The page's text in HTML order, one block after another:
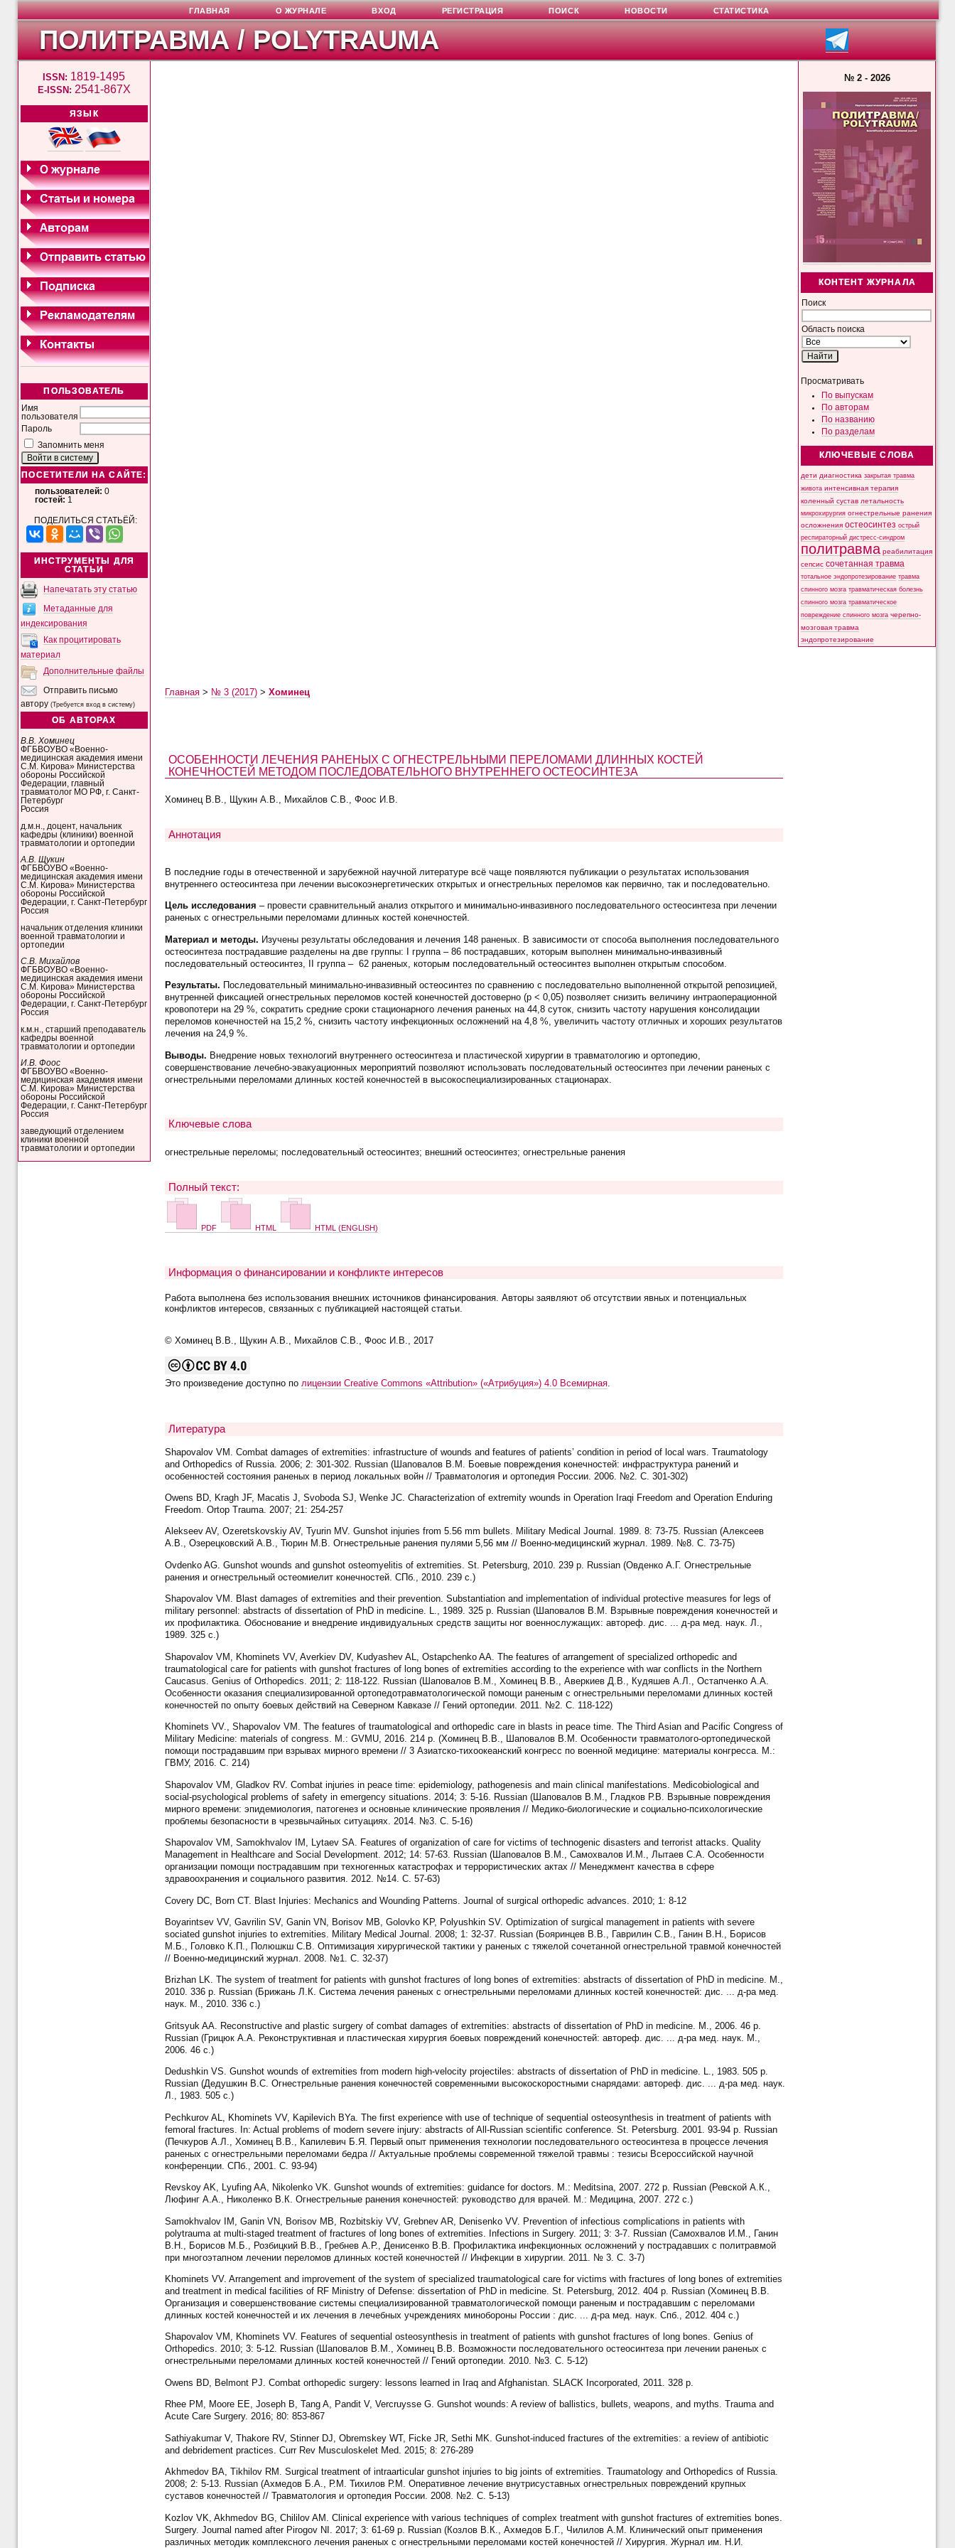
ПОЛИТРАВМА / POLYTRAUMA
ISSN: 1819-1495
E-ISSN: 2541-867X
ЯЗЫК
ПОЛЬЗОВАТЕЛЬ
Имя
пользователя
Пароль
Запомнить меня
ПОСЕТИТЕЛИ НА САЙТЕ:
пользователей: 0
гостей: 1
ПОДЕЛИТЬСЯ СТАТЬЁЙ:
ИНСТРУМЕНТЫ ДЛЯ
СТАТЬИ
Напечатать эту статью
Метаданные для
индексирования
Как процитировать
материал
Дополнительные файлы
Отправить письмо
автору(Требуется вход в систему)
ОБ АВТОРАХ
В.В. Хоминец
ФГБВОУВО «Военно-
медицинская академия имени
С.М. Кирова» Министерства
обороны Российской
Федерации, главный
травматолог МО РФ, г. Санкт-
Петербург
Россия
д.м.н., доцент, начальник
кафедры (клиники) военной
травматологии и ортопедии
А.В. Щукин
ФГБВОУВО «Военно-
медицинская академия имени
С.М. Кирова» Министерства
обороны Российской
Федерации, г. Санкт-Петербург
Россия
начальник отделения клиники
военной травматологии и
ортопедии
С.В. Михайлов
ФГБВОУВО «Военно-
медицинская академия имени
С.М. Кирова» Министерства
обороны Российской
Федерации, г. Санкт-Петербург
Россия
к.м.н., старший преподаватель
кафедры военной
травматологии и ортопедии
И.В. Фоос
ФГБВОУВО «Военно-
медицинская академия имени
С.М. Кирова» Министерства
обороны Российской
Федерации, г. Санкт-Петербург
Россия
заведующий отделением
клиники военной
травматологии и ортопедии
№ 2 - 2026
КОНТЕНТ ЖУРНАЛА
Поиск
Область поиска
Просматривать
По выпускам
По авторам
По названию
По разделам
КЛЮЧЕВЫЕ СЛОВА
дети диагностика закрытая травма
живота интенсивная терапия
коленный сустав летальность
микрохирургия огнестрельные ранения
осложнения остеосинтез острый
респираторный дистресс-синдром
политравма реабилитация
сепсис сочетанная травма
тотальное эндопротезирование травма
спинного мозга травматическая болезнь
спинного мозга травматическое
повреждение спинного мозга черепно-
мозговая травма
эндопротезирование
ГЛАВНАЯ О ЖУРНАЛЕ ВХОД РЕГИСТРАЦИЯ ПОИСК НОВОСТИ СТАТИСТИКА
Главная> № 3 (2017)> Хоминец
ОСОБЕННОСТИ ЛЕЧЕНИЯ РАНЕНЫХ С ОГНЕСТРЕЛЬНЫМИ ПЕРЕЛОМАМИ ДЛИННЫХ КОСТЕЙ
КОНЕЧНОСТЕЙ МЕТОДОМ ПОСЛЕДОВАТЕЛЬНОГО ВНУТРЕННЕГО ОСТЕОСИНТЕЗА
Хоминец В.В., Щукин А.В., Михайлов С.В., Фоос И.В.
Аннотация
В последние годы в отечественной и зарубежной научной литературе всё чаще появляются публикации о результатах использования
внутреннего остеосинтеза при лечении высокоэнергетических открытых и огнестрельных переломов как первично, так и последовательно.
Цель исследования – провести сравнительный анализ открытого и минимально-инвазивного последовательного остеосинтеза при лечении
раненых с огнестрельными переломами длинных костей конечностей.
Материал и методы. Изучены результаты обследования и лечения 148 раненых. В зависимости от способа выполнения последовательного
остеосинтеза пострадавшие разделены на две группы: I группа – 86 пострадавших, которым выполнен минимально-инвазивный
последовательный остеосинтез, II группа – 62 раненых, которым последовательный остеосинтез выполнен открытым способом.
Результаты. Последовательный минимально-инвазивный остеосинтез по сравнению с последовательно выполненной открытой репозицией,
внутренней фиксацией огнестрельных переломов костей конечностей достоверно (p < 0,05) позволяет снизить величину интраоперационной
кровопотери на 29 %, сократить средние сроки стационарного лечения раненых на 44,8 суток, снизить частоту нарушения консолидации
переломов конечностей на 15,2 %, снизить частоту инфекционных осложнений на 4,8 %, увеличить частоту отличных и хороших результатов
лечения на 24,9 %.
Выводы. Внедрение новых технологий внутреннего остеосинтеза и пластической хирургии в травматологию и ортопедию,
совершенствование лечебно-эвакуационных мероприятий позволяют использовать последовательный остеосинтез при лечении раненых с
огнестрельными переломами длинных костей конечностей в высокоспециализированных стационарах.
Ключевые слова
огнестрельные переломы; последовательный остеосинтез; внешний остеосинтез; огнестрельные ранения
Полный текст:
PDF HTML HTML (ENGLISH)
Информация о финансировании и конфликте интересов
Работа выполнена без использования внешних источников финансирования. Авторы заявляют об отсутствии явных и потенциальных
конфликтов интересов, связанных с публикацией настоящей статьи.
© Хоминец В.В., Щукин А.В., Михайлов С.В., Фоос И.В., 2017
Это произведение доступно по лицензии Creative Commons «Attribution» («Атрибуция») 4.0 Всемирная.
Литература
Shapovalov VM. Combat damages of extremities: infrastructure of wounds and features of patients’ condition in period of local wars. Traumatology
and Orthopedics of Russia. 2006; 2: 301-302. Russian (Шаповалов В.М. Боевые повреждения конечностей: инфраструктура ранений и
особенностей состояния раненых в период локальных войн // Травматология и ортопедия России. 2006. №2. С. 301-302)
Owens BD, Kragh JF, Macatis J, Svoboda SJ, Wenke JC. Characterization of extremity wounds in Operation Iraqi Freedom and Operation Enduring
Freedom. Ortop Trauma. 2007; 21: 254-257
Alekseev AV, Ozeretskovskiy AV, Tyurin MV. Gunshot injuries from 5.56 mm bullets. Military Medical Journal. 1989. 8: 73-75. Russian (Алексеев
A.B., Озерецковский A.B., Тюрин М.В. Огнестрельные ранения пулями 5,56 мм // Военно-медицинский журнал. 1989. №8. С. 73-75)
Ovdenko AG. Gunshot wounds and gunshot osteomyelitis of extremities. St. Petersburg, 2010. 239 p. Russian (Овденко А.Г. Огнестрельные
ранения и огнестрельный остеомиелит конечностей. СПб., 2010. 239 с.)
Shapovalov VM. Blast damages of extremities and their prevention. Substantiation and implementation of individual protective measures for legs of
military personnel: abstracts of dissertation of PhD in medicine. L., 1989. 325 p. Russian (Шаповалов В.М. Взрывные повреждения конечностей и
их профилактика. Обоснование и внедрение индивидуальных средств защиты ног военнослужащих: автореф. дис. ... д-ра мед. наук. Л.,
1989. 325 с.)
Shapovalov VM, Khominets VV, Averkiev DV, Kudyashev AL, Ostapchenko AA. The features of arrangement of specialized orthopedic and
traumatological care for patients with gunshot fractures of long bones of extremities according to the experience with war conflicts in the Northern
Caucasus. Genius of Orthopedics. 2011; 2: 118-122. Russian (Шаповалов В.М., Хоминец В.В., Аверкиев Д.В., Кудяшев А.Л., Остапченко А.А.
Особенности оказания специализированной ортопедотравматологической помощи раненым с огнестрельными переломами длинных костей
конечностей по опыту боевых действий на Северном Кавказе // Гений ортопедии. 2011. №2. С. 118-122)
Khominets VV., Shapovalov VM. The features of traumatological and orthopedic care in blasts in peace time. The Third Asian and Pacific Congress of
Military Medicine: materials of congress. M.: GVMU, 2016. 214 p. (Хоминец В.В., Шаповалов В.М. Особенности травматолого-ортопедической
помощи пострадавшим при взрывах мирного времени // 3 Азиатско-тихоокеанский конгресс по военной медицине: материалы конгресса. М.:
ГВМУ, 2016. С. 214)
Shapovalov VM, Gladkov RV. Combat injuries in peace time: epidemiology, pathogenesis and main clinical manifestations. Medicobiological and
social-psychological problems of safety in emergency situations. 2014; 3: 5-16. Russian (Шаповалов В.М., Гладков Р.В. Взрывные повреждения
мирного времени: эпидемиология, патогенез и основные клинические проявления // Медико-биологические и социально-психологические
проблемы безопасности в чрезвычайных ситуациях. 2014. №3. С. 5-16)
Shapovalov VM, Samokhvalov IM, Lytaev SA. Features of organization of care for victims of technogenic disasters and terrorist attacks. Quality
Management in Healthcare and Social Development. 2012; 14: 57-63. Russian (Шаповалов В.М., Самохвалов И.М., Лытаев С.А. Особенности
организации помощи пострадавшим при техногенных катастрофах и террористических актах // Менеджмент качества в сфере
здравоохранения и социального развития. 2012. №14. С. 57-63)
Covery DC, Born CT. Blast Injuries: Mechanics and Wounding Patterns. Journal of surgical orthopedic advances. 2010; 1: 8-12
Boyarintsev VV, Gavrilin SV, Ganin VN, Borisov MB, Golovko KP, Polyushkin SV. Optimization of surgical management in patients with severe
sociated gunshot injuries to extremities. Military Medical Journal. 2008; 1: 32-37. Russian (Бояринцев В.В., Гаврилин С.В., Ганин В.Н., Борисов
М.Б., Головко К.П., Полюшкш С.В. Оптимизация хирургической тактики у раненых с тяжелой сочетанной огнестрельной травмой конечностей
// Военно-медицинский журнал. 2008. №1. С. 32-37)
Brizhan LK. The system of treatment for patients with gunshot fractures of long bones of extremities: abstracts of dissertation of PhD in medicine. M.,
2010. 336 p. Russian (Брижань Л.К. Система лечения раненых с огнестрельными переломами длинных костей конечностей: дис. ... д-ра мед.
наук. М., 2010. 336 с.)
Gritsyuk AA. Reconstructive and plastic surgery of combat damages of extremities: abstracts of dissertation of PhD in medicine. M., 2006. 46 p.
Russian (Грицюк А.А. Реконструктивная и пластическая хирургия боевых повреждений конечностей: автореф. дис. ... д-ра мед. наук. М.,
2006. 46 с.)
Dedushkin VS. Gunshot wounds of extremities from modern high-velocity projectiles: abstracts of dissertation of PhD in medicine. L., 1983. 505 p.
Russian (Дедушкин B.C. Огнестрельные ранения конечностей современными высокоскоростными снарядами: автореф. дис. ... д-ра мед. наук.
Л., 1983. 505 с.)
Pechkurov AL, Khominets VV, Kapilevich BYa. The first experience with use of technique of sequential osteosynthesis in treatment of patients with
femoral fractures. In: Actual problems of modern severe injury: abstracts of All-Russian scientific conference. St. Petersburg. 2001. 93-94 p. Russian
(Печкуров А.Л., Хоминец В.В., Капилевич Б.Я. Первый опыт применения технологии последовательного остеосинтеза в процессе лечения
раненых с огнестрельными переломами бедра // Актуальные проблемы современной тяжелой травмы : тезисы Всероссийской научной
конференции. СПб., 2001. С. 93-94)
Revskoy AK, Lyufing AA, Nikolenko VK. Gunshot wounds of extremities: guidance for doctors. M.: Meditsina, 2007. 272 p. Russian (Ревской А.К.,
Люфинг А.А., Николенко В.К. Огнестрельные ранения конечностей: руководство для врачей. М.: Медицина, 2007. 272 с.)
Samokhvalov IM, Ganin VN, Borisov MB, Rozbitskiy VV, Grebnev AR, Denisenko VV. Prevention of infectious complications in patients with
polytrauma at multi-staged treatment of fractures of long bones of extremities. Infections in Surgery. 2011; 3: 3-7. Russian (Самохвалов И.М., Ганин
В.Н., Борисов М.Б., Розбицкий В.В., Гребнев А.Р., Денисенко В.В. Профилактика инфекционных осложнений у пострадавших с политравмой
при многоэтапном лечении переломов длинных костей конечностей // Инфекции в хирургии. 2011. № 3. С. 3-7)
Khominets VV. Arrangement and improvement of the system of specialized traumatological care for victims with fractures of long bones of extremities
and treatment in medical facilities of RF Ministry of Defense: dissertation of PhD in medicine. St. Petersburg, 2012. 404 p. Russian (Хоминец В.В.
Организация и совершенствование системы специализированной травматологической помощи раненым и пострадавшим с переломами
длинных костей конечностей и их лечения в лечебных учреждениях минобороны России : дис. ... д-ра мед. наук. Спб., 2012. 404 с.)
Shapovalov VM, Khominets VV. Features of sequential osteosynthesis in treatment of patients with gunshot fractures of long bones. Genius of
Orthopedics. 2010; 3: 5-12. Russian (Шаповалов В.М., Хоминец В.В. Возможности последовательного остеосинтеза при лечении раненых с
огнестрельными переломами длинных костей конечностей // Гений ортопедии. 2010. №3. С. 5-12)
Owens BD, Belmont PJ. Combat orthopedic surgery: lessons learned in Iraq and Afghanistan. SLACK Incorporated, 2011. 328 p.
Rhee PM, Moore EE, Joseph B, Tang A, Pandit V, Vercruysse G. Gunshot wounds: A review of ballistics, bullets, weapons, and myths. Trauma and
Acute Care Surgery. 2016; 80: 853-867
Sathiyakumar V, Thakore RV, Stinner DJ, Obremskey WT, Ficke JR, Sethi MK. Gunshot-induced fractures of the extremities: a review of antibiotic
and debridement practices. Curr Rev Musculoskelet Med. 2015; 8: 276-289
Akhmedov BA, Tikhilov RM. Surgical treatment of intraarticular gunshot injuries to big joints of extremities. Traumatology and Orthopedics of Russia.
2008; 2: 5-13. Russian (Ахмедов Б.А., Р.М. Тихилов Р.М. Оперативное лечение внутрисуставных огнестрельных повреждений крупных
суставов конечностей // Травматология и ортопедия России. 2008. №2. С. 5-13)
Kozlov VK, Akhmedov BG, Chililov AM. Clinical experience with various techniques of complex treatment with gunshot fractures of extremities bones.
Surgery. Journal named after Pirogov NI. 2017; 3: 61-69 p. Russian (Козлов В.К., Ахмедов Б.Г., Чилилов А.М. Клинический опыт применения
различных методик комплексного лечения раненых с огнестрельными переломами костей конечностей // Хирургия. Журнал им. Н.И.